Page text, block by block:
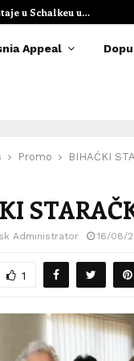
u Schalkeu u…
Appeal
Promo BIHAĆKI
Administrator 16/08/
1